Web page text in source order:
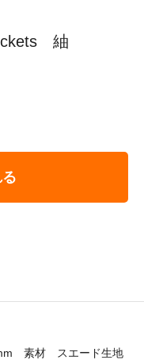
紬
素材 スエード生地